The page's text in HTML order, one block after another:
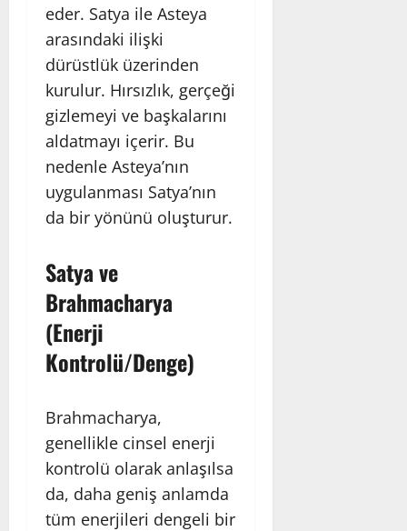
eder. Satya ile Asteya
arasındaki ilişki
dürüstlük üzerinden
kurulur. Hırsızlık, gerçeği
gizlemeyi ve başkalarını
aldatmayı içerir. Bu
nedenle Asteya’nın
uygulanması Satya’nın
da bir yönünü oluşturur.
Satya ve
Brahmacharya
(Enerji
Kontrolü/Denge)
Brahmacharya,
genellikle cinsel enerji
kontrolü olarak anlaşılsa
da, daha geniş anlamda
tüm enerjileri dengeli bir